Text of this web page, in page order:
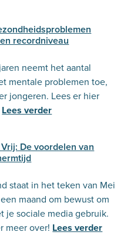
recordniveau
neemt het aantal
mentale problemen toe,
jongeren. Lees er hier
Lees verder
De voordelen van
staat in het teken van Mei
maand om bewust om
je sociale media gebruik.
meer over! Lees verder